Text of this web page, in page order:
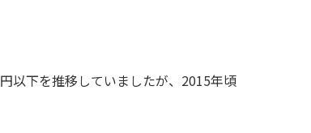
以下を推移していましたが、2015年頃